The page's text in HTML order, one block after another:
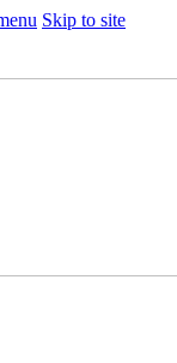
Skip to site